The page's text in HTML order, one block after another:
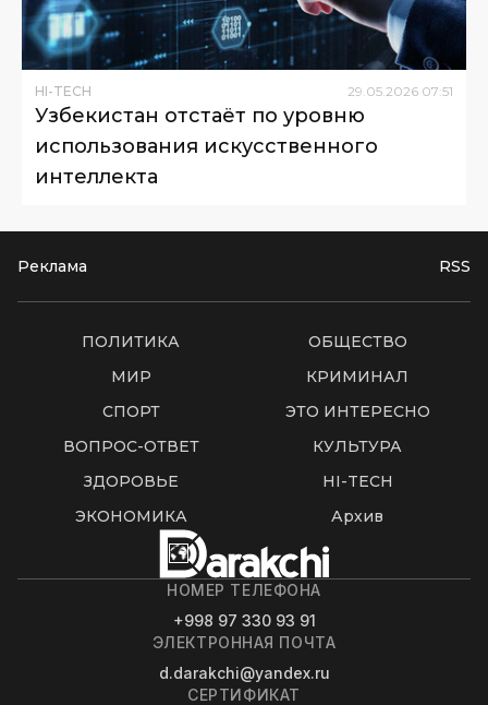
HI-TECH 29 05 2026 07:51
Узбекистан отстаёт по уровню
использования искусственного
интеллекта
Реклама RSS
ПОЛИТИКА
ОБЩЕСТВО
МИР
КРИМИНАЛ
СПОРТ
ЭТО ИНТЕРЕСНО
ВОПРОС-ОТВЕТ
КУЛЬТУРА
ЗДОРОВЬЕ
HI-TECH
ЭКОНОМИКА
Архив
НОМЕР ТЕЛЕФОНА
+998 97 330 93 91
ЭЛЕКТРОННАЯ ПОЧТА
d.darakchi@yandex.ru
СЕРТИФИКАТ